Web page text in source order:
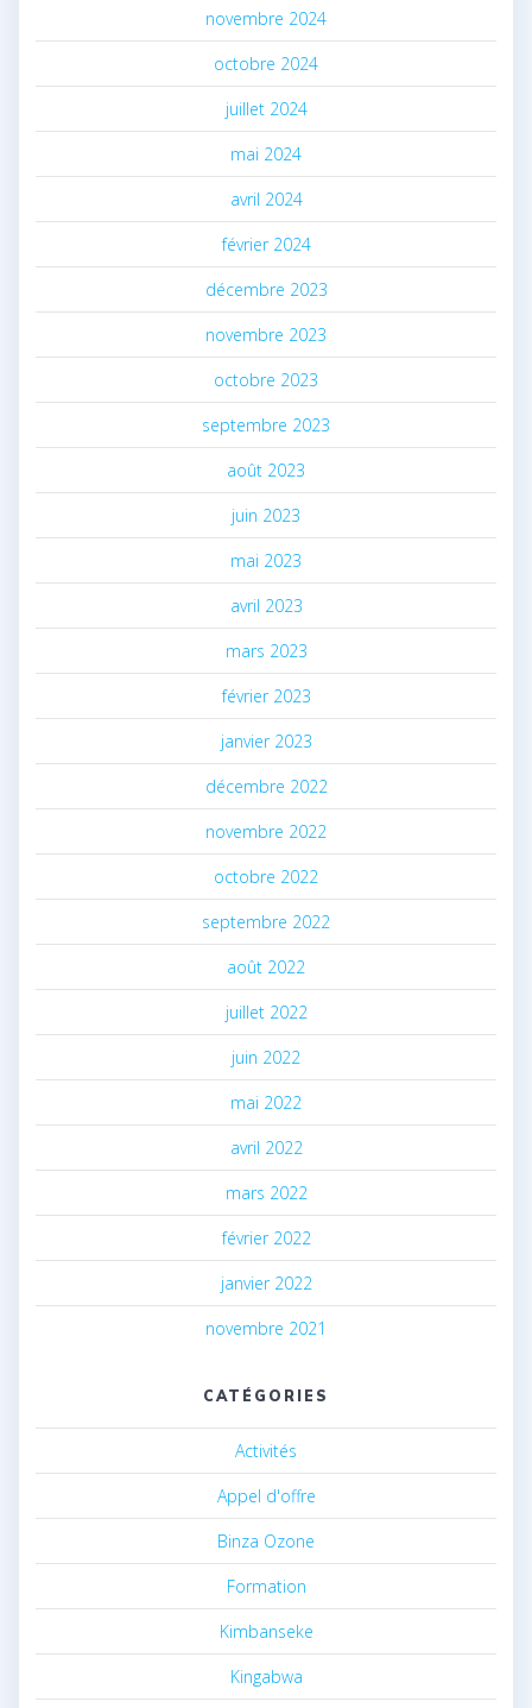
novembre 2024
octobre 2024
juillet 2024
mai 2024
avril 2024
février 2024
décembre 2023
novembre 2023
octobre 2023
septembre 2023
août 2023
juin 2023
mai 2023
avril 2023
mars 2023
février 2023
janvier 2023
décembre 2022
novembre 2022
octobre 2022
septembre 2022
août 2022
juillet 2022
juin 2022
mai 2022
avril 2022
mars 2022
février 2022
janvier 2022
novembre 2021
CATÉGORIES
Activités
Appel d'offre
Binza Ozone
Formation
Kimbanseke
Kingabwa